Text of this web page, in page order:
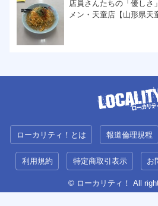
店員さんたちの「優しさ
メン・天童店【山形県天
ローカリティ！とは 報道倫理規程
利用規約 特定商取引表示 お
© ローカリティ！ All